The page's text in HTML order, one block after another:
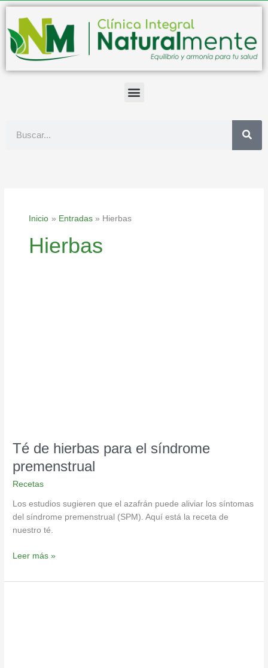
contenido
Inicio Entradas Hierbas
Hierbas
Té de hierbas para el síndrome
premenstrual
Recetas
Los estudios sugieren que el azafrán puede aliviar los síntomas
del síndrome premenstrual (SPM). Aquí está la receta de
nuestro té.
Leer más »